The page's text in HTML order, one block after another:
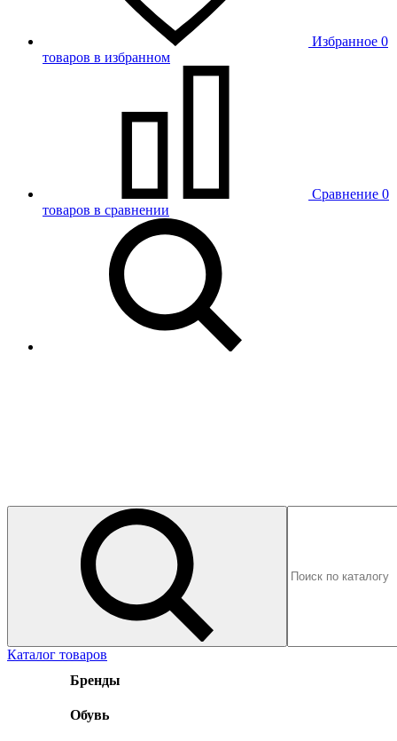
Избранное 0
товаров в избранном
Сравнение 0
товаров в сравнении
Каталог товаров
Бренды
Обувь